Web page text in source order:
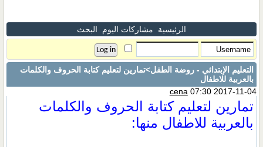
الرئيسية مشاركات اليوم البحث
التعليم الإبتدائي - روضة الطفل>تمارين لتعليم كتابة الحروف والكلمات
بالعربية للاطفال
cena 07:30 2017-11-04
تمارين لتعليم كتابة الحروف والكلمات
بالعربية للاطفال منها: